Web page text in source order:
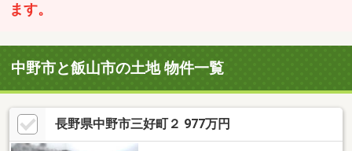
ます。
中野市と飯山市の土地 物件一覧
長野県中野市三好町２ 977万円